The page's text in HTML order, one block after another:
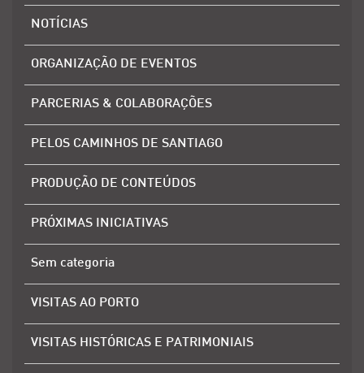
NOTÍCIAS
ORGANIZAÇÃO DE EVENTOS
PARCERIAS & COLABORAÇÕES
PELOS CAMINHOS DE SANTIAGO
PRODUÇÃO DE CONTEÚDOS
PRÓXIMAS INICIATIVAS
Sem categoria
VISITAS AO PORTO
VISITAS HISTÓRICAS E PATRIMONIAIS